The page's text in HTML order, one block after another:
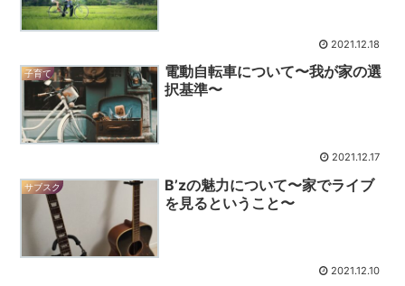
2021.12.18
子育て
電動自転車について〜我が家の選
択基準〜
2021.12.17
サブスク
B’zの魅力について〜家でライブ
を見るということ〜
2021.12.10